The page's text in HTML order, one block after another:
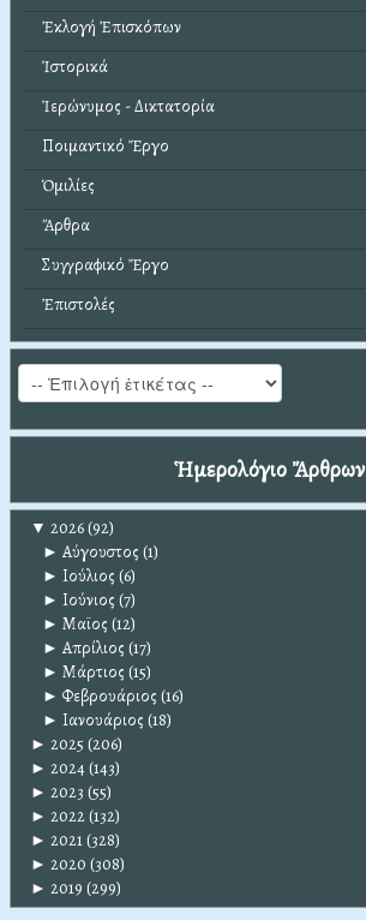
Ἐκλογή Ἐπισκόπων
Ἱστορικά
Ἱερώνυμος - Δικτατορία
Ποιμαντικό Ἔργο
Ὁμιλίες
Ἄρθρα
Συγγραφικό Ἔργο
Ἐπιστολές
Ἡμερολόγιο Ἄρθρων
▼ 2026(92)
► Αύγουστος (1)
► Ιούλιος (6)
► Ιούνιος (7)
► Μαϊος (12)
► Απρίλιος (17)
► Μάρτιος (15)
► Φεβρουάριος (16)
► Ιανουάριος (18)
► 2025 (206)
► 2024(143)
► 2023 (55)
► 2022(132)
► 2021(328)
► 2020 (308)
► 2019 (299)